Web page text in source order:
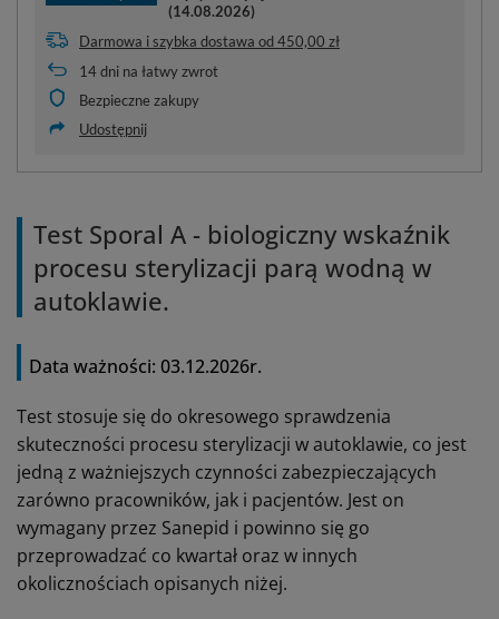
(14.08.2026)
Darmowa i szybka dostawa od450,00 zł
14dni na łatwy zwrot
Bezpieczne zakupy
Udostępnij
Test Sporal A - biologiczny wskaźnik
procesu sterylizacji parą wodną w
autoklawie.
Data ważności: 03.12.2026r.
Test stosuje się do okresowego sprawdzenia
skuteczności procesu sterylizacji w autoklawie, co jest
jedną z ważniejszych czynności zabezpieczających
zarówno pracowników, jak i pacjentów. Jest on
wymagany przez Sanepid i powinno się go
przeprowadzać co kwartał oraz w innych
okolicznościach opisanych niżej.